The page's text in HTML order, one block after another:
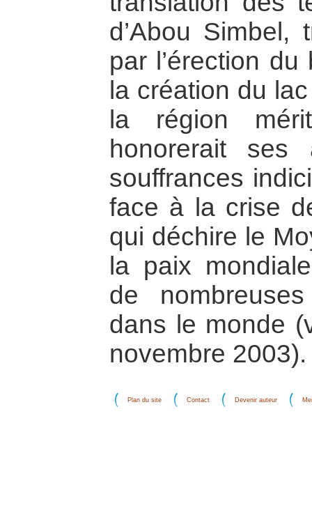
d’Abou Simbel,
par l’érection du
la création du
la région
honorerait
souffrances
face à la crise
qui déchire le
la paix
de
dans le monde
novembre 2003).
Plan du site Contact Devenir auteur